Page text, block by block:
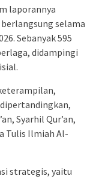
laporannya
selama
Sebanyak 595
didampingi
Syarhil Qur’an,
Tulis Ilmiah Al-
strategis, yaitu